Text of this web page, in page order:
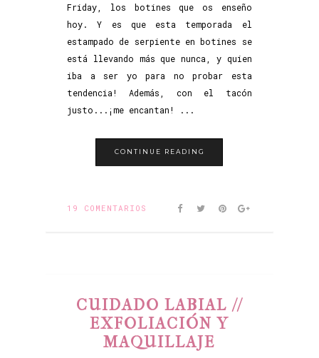
Friday, los botines que os enseño
hoy. Y es que esta temporada el
estampado de serpiente en botines se
está llevando más que nunca, y quien
iba a ser yo para no probar esta
tendencia! Además, con el tacón
justo...¡me encantan! ...
CONTINUE READING
19 COMENTARIOS
CUIDADO LABIAL //
EXFOLIACIÓN Y
MAQUILLAJE